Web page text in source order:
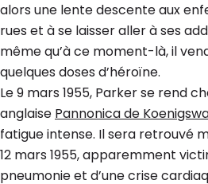
alors une lente descente aux
rues et à se laisser aller à ses
même qu’à ce moment-là, il
quelques doses d’héroïne.
Le 9 mars 1955, Parker se rend
anglaise Pannonica de
fatigue intense. Il sera retrouvé
12 mars 1955, apparemment
pneumonie et d’une crise